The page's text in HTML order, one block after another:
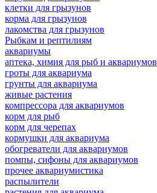
клетки для грызунов
корма для грызунов
лакомства для грызунов
Рыбкам и рептилиям
аквариумы
аптека, химия для рыб и аквариумов
гроты для аквариума
грунты для аквариума
живые растения
компрессора для аквариумов
корм для рыб
корм для черепах
кормушки для аквариума
обогреватели для аквариумов
помпы, сифоны для аквариумов
прочее аквариумистика
распылители